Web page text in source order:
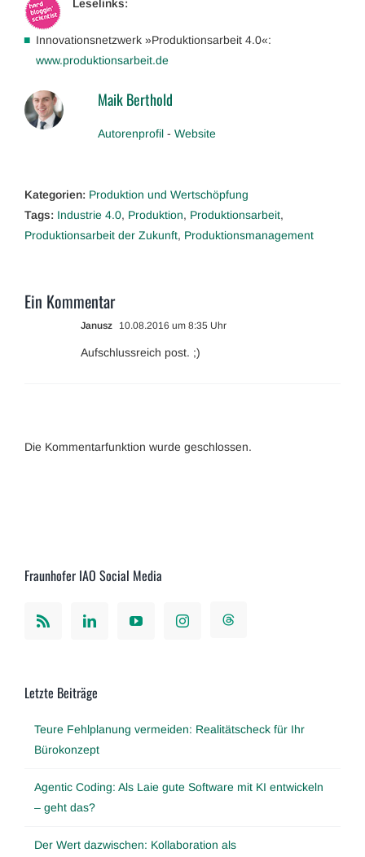
Leselinks:
Innovationsnetzwerk »Produktionsarbeit 4.0«:
www.produktionsarbeit.de
Maik Berthold
Autorenprofil - Website
Kategorien: Produktion und Wertschöpfung
Tags: Industrie 4.0, Produktion, Produktionsarbeit,
Produktionsarbeit der Zukunft, Produktionsmanagement
Ein Kommentar
Janusz 10.08.2016 um 8:35 Uhr
Aufschlussreich post. ;)
Die Kommentarfunktion wurde geschlossen.
Fraunhofer IAO Social Media
Letzte Beiträge
Teure Fehlplanung vermeiden: Realitätscheck für Ihr
Bürokonzept
Agentic Coding: Als Laie gute Software mit KI entwickeln
– geht das?
Der Wert dazwischen: Kollaboration als